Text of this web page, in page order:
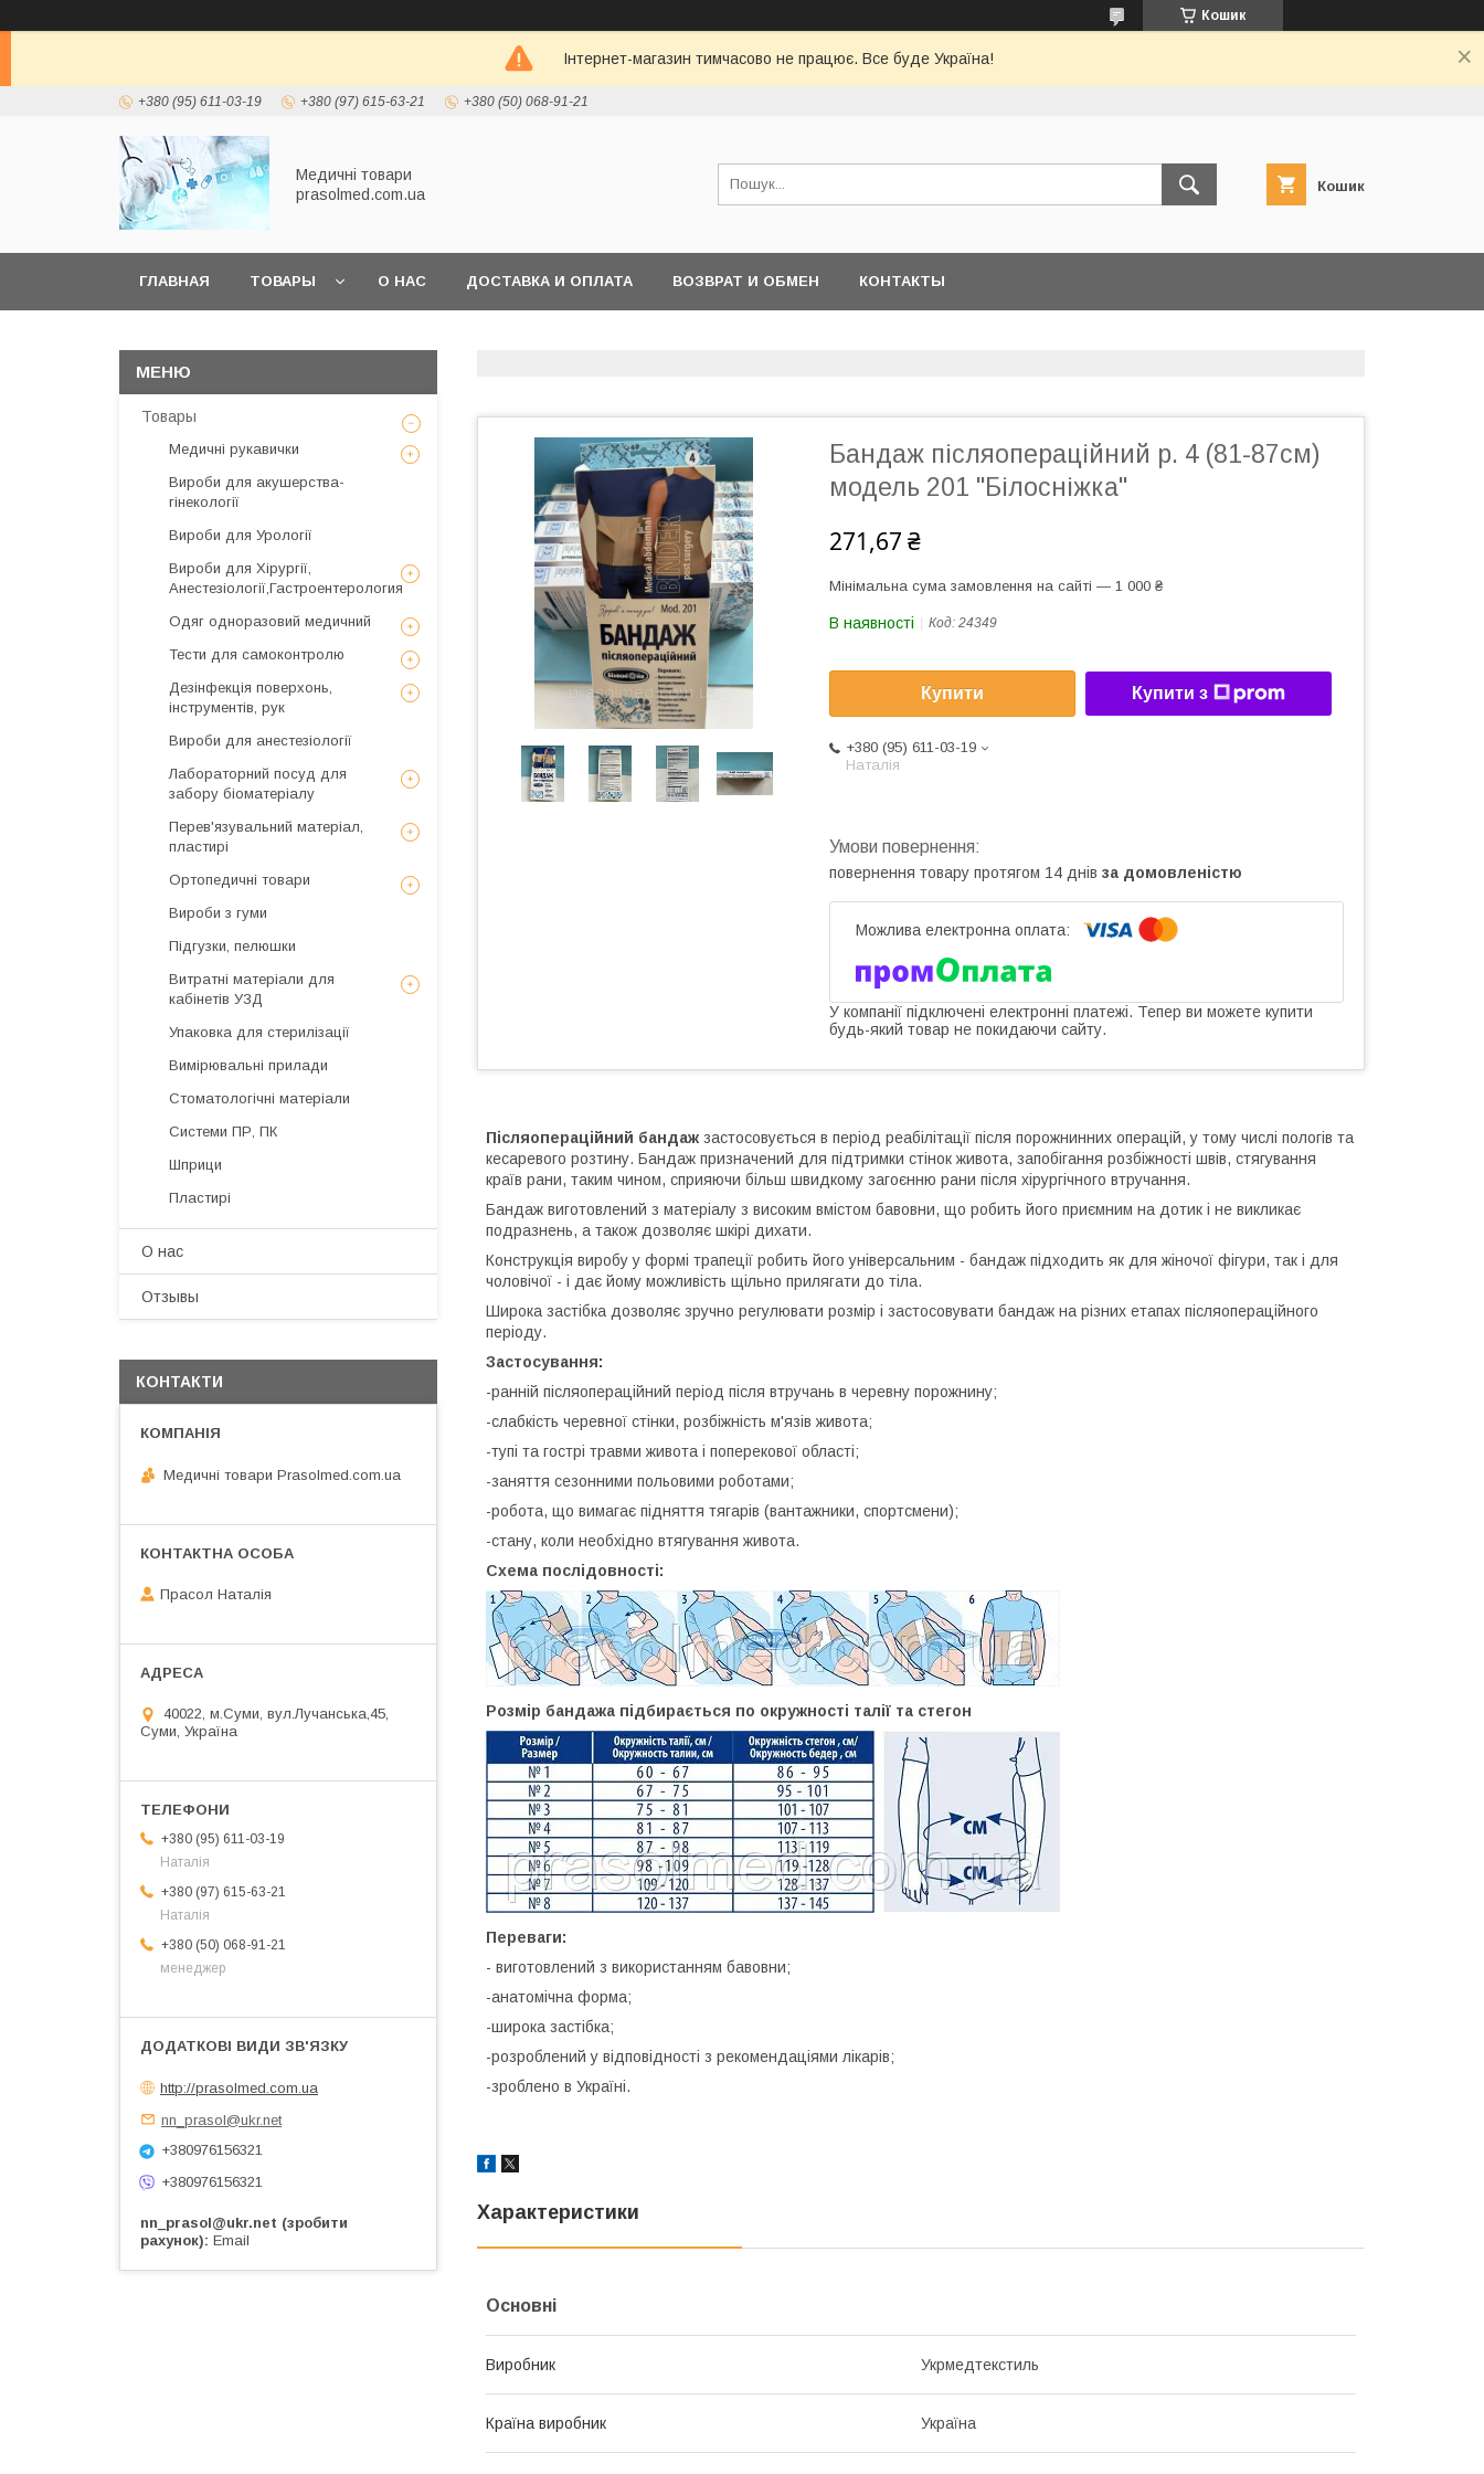
Кошик
Інтернет-магазин тимчасово не працює. Все буде Україна!
+380 (95) 611-03-19 +380 (97) 615-63-21 +380 (50) 068-91-21
Медичні товари
prasolmed.com.ua
Кошик
ГЛАВНАЯ ТОВАРЫ О НАС ДОСТАВКА И ОПЛАТА ВОЗВРАТ И ОБМЕН КОНТАКТЫ
Бандаж післяопераційний р. 4 (81-87см)
модель 201 "Білосніжка"
271,67 ₴
Мінімальна сума замовлення на сайті — 1 000 ₴
В наявності Код: 24349
Купити Купити з
+380 (95) 611-03-19
Наталія
повернення товару протягом 14 днів за домовленістю
У компанії підключені електронні платежі. Тепер ви можете купити
будь-який товар не покидаючи сайту.
Післяопераційний бандаж застосовується в період реабілітації після порожнинних операцій, у тому числі пологів та
кесаревого розтину. Бандаж призначений для підтримки стінок живота, запобігання розбіжності швів, стягування
країв рани, таким чином, сприяючи більш швидкому загоєнню рани після хірургічного втручання.
Бандаж виготовлений з матеріалу з високим вмістом бавовни, що робить його приємним на дотик і не викликає
подразнень, а також дозволяє шкірі дихати.
Конструкція виробу у формі трапеції робить його універсальним - бандаж підходить як для жіночої фігури, так і для
чоловічої - і дає йому можливість щільно прилягати до тіла.
Широка застібка дозволяє зручно регулювати розмір і застосовувати бандаж на різних етапах післяопераційного
періоду.
Застосування:
-ранній післяопераційний період після втручань в черевну порожнину;
-слабкість черевної стінки, розбіжність м'язів живота;
-тупі та гострі травми живота і поперекової області;
-заняття сезонними польовими роботами;
-робота, що вимагає підняття тягарів (вантажники, спортсмени);
-стану, коли необхідно втягування живота.
Схема послідовності:
Розмір бандажа підбирається по окружності талії та стегон
Переваги:
- виготовлений з використанням бавовни;
-анатомічна форма;
-широка застібка;
-розроблений у відповідності з рекомендаціями лікарів;
-зроблено в Україні.
Характеристики
Основні
Виробник Укрмедтекстиль
Країна виробник Україна
Товары
Медичні рукавички
Вироби для акушерства-
гінекології
Вироби для Урології
Вироби для Хірургії,
Анестезіології,Гастроентерология
Одяг одноразовий медичний
Тести для самоконтролю
Дезінфекція поверхонь,
інструментів, рук
Вироби для анестезіології
Лабораторний посуд для
забору біоматеріалу
Перев'язувальний матеріал,
пластирі
Ортопедичні товари
Вироби з гуми
Підгузки, пелюшки
Витратні матеріали для
кабінетів УЗД
Упаковка для стерилізації
Вимірювальні прилади
Стоматологічні матеріали
Системи ПР, ПК
Шприци
Пластирі
О нас
Отзывы
КОНТАКТИ
Медичні товари Prasolmed.com.ua
Прасол Наталія
40022, м.Суми, вул.Лучанська,45,
Суми, Україна
+380 (95) 611-03-19
Наталія
+380 (97) 615-63-21
Наталія
+380 (50) 068-91-21
менеджер
http://prasolmed.com.ua
nn_prasol@ukr.net
+380976156321
+380976156321
nn_prasol@ukr.net (зробити
рахунок) Email